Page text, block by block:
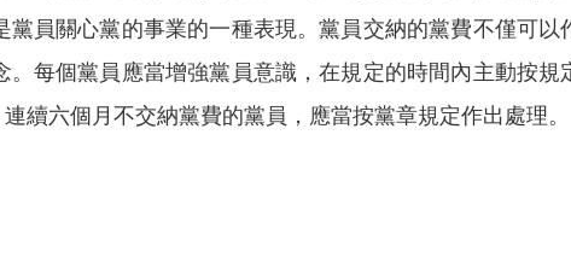
員關心黨的事業的一種表現。黨員交納的黨費不僅可以
每個黨員應當增強黨員意識，在規定的時間內主動按規
六個月不交納黨費的黨員，應當按黨章規定作出處理。